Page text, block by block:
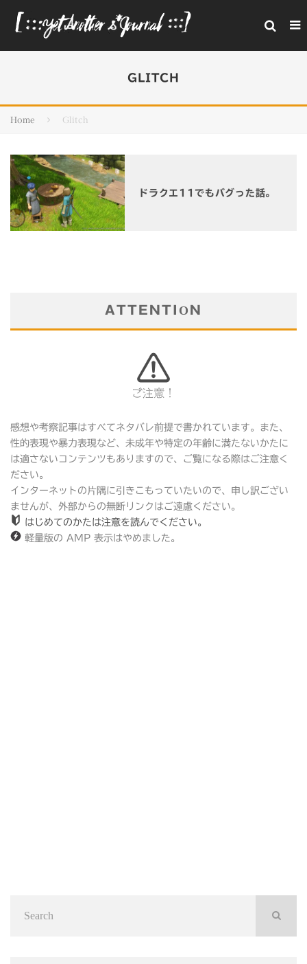
GLITCH
Home Glitch
ドラクエ11でもバグった話。
ATTENTION
ご注意！
感想や考察記事はすべてネタバレ前提で書かれています。また、
性的表現や暴力表現など、未成年や特定の年齢に満たないかたに
は適さないコンテンツもありますので、ご覧になる際はご注意く
ださい。
インターネットの片隅に引きこもっていたいので、申し訳ござい
ませんが、外部からの無断リンクはご遠慮ください。
はじめてのかたは注意を読んでください。
軽量版の AMP 表示はやめました。